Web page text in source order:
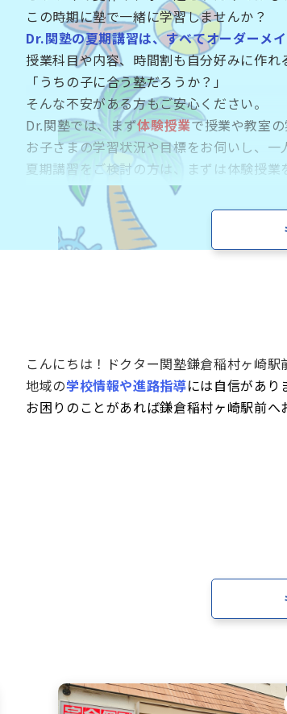
この時期に塾で一緒に学習しませんか？
Dr.関塾の夏期講習は、すべてオーダーメイ
授業科目や内容、時間割も自分好みに作れ
「うちの子に合う塾だろうか？」
そんな不安がある方もご安心ください。
Dr.関塾では、まず体験授業で授業や教室の
お子さまの学習状況や目標をお伺いし、一
夏期講習をご検討の方は、まずは体験授業
【体験
・90分の個別指導授業×2回
こんにちは！ドクター関塾鎌倉稲村ヶ崎駅
地域の学校情報や進路指導には自信があり
お困りのことがあれば鎌倉稲村ヶ崎駅前へ